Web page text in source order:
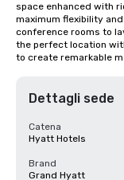
space enhanced with
maximum flexibility
conference rooms to
the perfect location
to create remarkable
Dettagli sede
Catena
Hyatt Hotels
Brand
Grand Hyatt